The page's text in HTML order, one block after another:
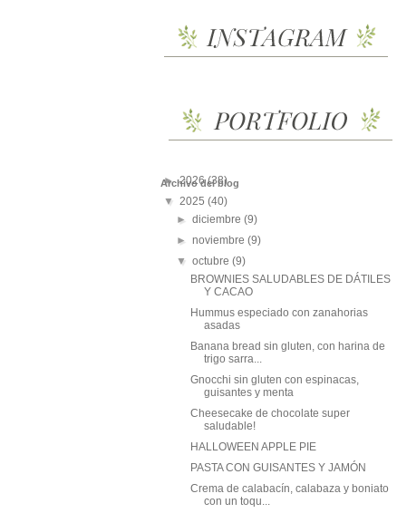
Archivo del blog
►2026(38)
▼ 2025 (40)
►diciembre(9)
►noviembre(9)
▼octubre(9)
BROWNIES SALUDABLES DE DÁTILES
Y CACAO
Hummus especiado con zanahorias
asadas
Banana bread sin gluten, con harina de
trigo sarra...
Gnocchi sin gluten con espinacas,
guisantes y menta
Cheesecake de chocolate super
saludable!
HALLOWEEN APPLE PIE
PASTA CON GUISANTES Y JAMÓN
Crema de calabacín, calabaza y boniato
con un toqu...